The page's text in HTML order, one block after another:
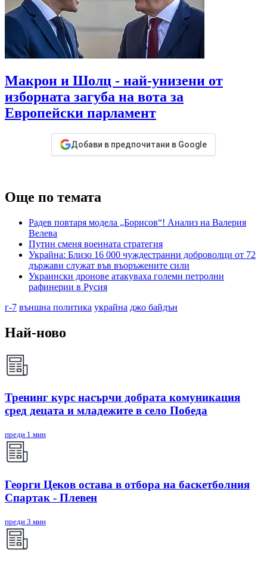
Макрон и Шолц - най-унизени от
изборната загуба на вота за
Европейски парламент
Добави в предпочитани в Google
Още по темата
Радев повтаря модела „Борисов“! Анализ на Валерия
Велева
Путин сменя военната стратегия
Украйна: Близо 16 000 чуждестранни доброволци от 72
държави служат във въоръжените сили
Украински дронове атакуваха големи петролни
рафинерии в Русия
г-7 външна политика украйна джо байдън
Най-ново
Тренинг курс насърчи добрата комуникация
сред децата и младежите в село Победа
преди 1 мин
Георги Цеков остава в отбора на баскетболния
Спартак - Плевен
преди 3 мин